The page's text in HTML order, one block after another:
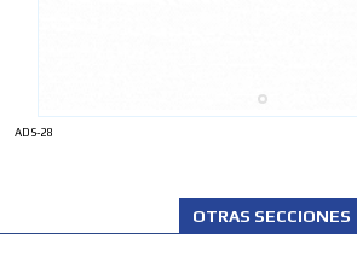
ADS-28
OTRAS SECCIONES